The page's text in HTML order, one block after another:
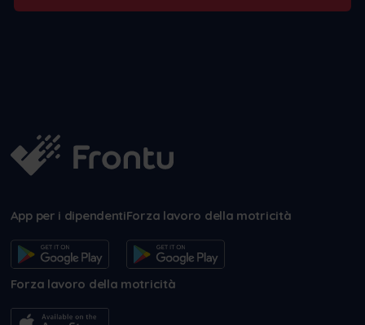
App per i dipendentiForza lavoro della motricità
Forza lavoro della motricità